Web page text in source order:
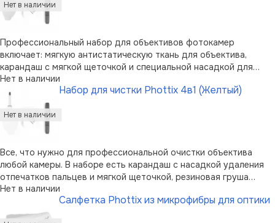
Профессиональный набор для объективов фотокамер
включает: мягкую антистатическую ткань для объектива,
карандаш с мягкой щеточкой и специальной насадкой для
удаления следов пальцев, а также резиновую грушу зеленого
цвета.
Нет в наличии
Набор для чистки Phottix 4в1 (Желтый)
Все, что нужно для профессиональной очистки объектива
любой камеры. В наборе есть карандаш с насадкой удаления
отпечатков пальцев и мягкой щеточкой, резиновая груша
желтого цвета, мягкая ткань для протирки объектива.
Нет в наличии
Салфетка Phottix из микрофибры для оптики